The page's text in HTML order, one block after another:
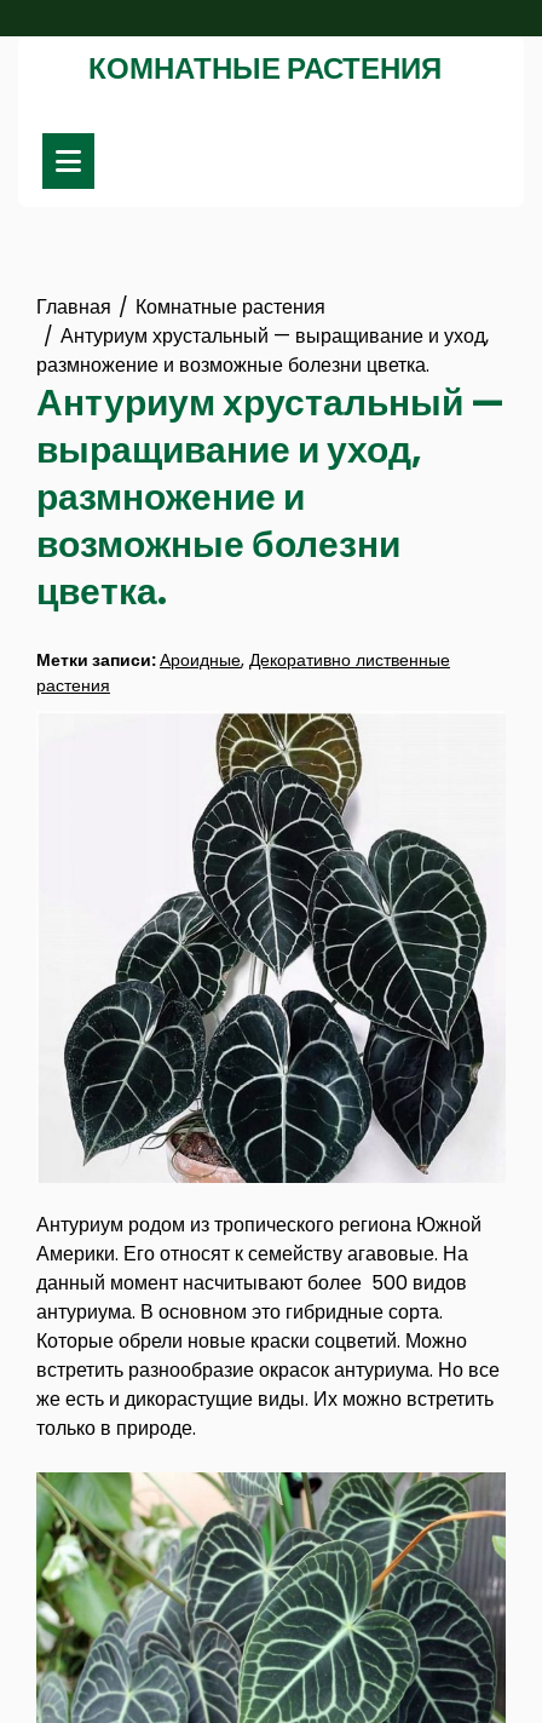
к
содержимомуКОМНАТНЫЕ РАСТЕНИЯ
Главная
Комнатные растения
Антуриум хрустальный — выращивание и уход,
размножение и возможные болезни цветка.
Антуриум хрустальный —
выращивание и уход,
размножение и
возможные болезни
цветка.
Метки записи:Ароидные, Декоративно лиственные
растения
Антуриум родом из тропического региона Южной
Америки. Его относят к семейству агавовые. На
данный момент насчитывают более 500 видов
антуриума. В основном это гибридные сорта.
Которые обрели новые краски соцветий. Можно
встретить разнообразие окрасок антуриума. Но все
же есть и дикорастущие виды. Их можно встретить
только в природе.